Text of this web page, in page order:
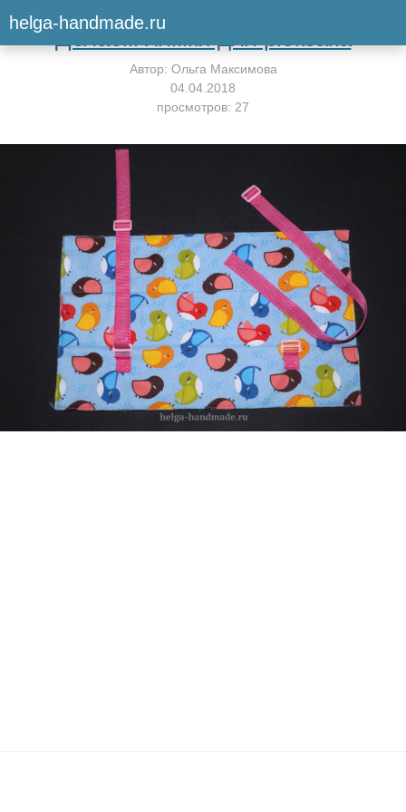
helga-handmade.ruВернуться к мастер-классу
Делаем лямки для рюкзака
Автор: Ольга Максимова
04.04.2018
просмотров: 27